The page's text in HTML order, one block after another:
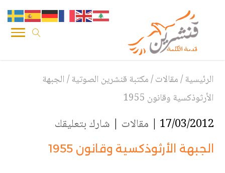
الرئيسية/مقالات/مكتبة قنشرين الصوتية/الجبهة
الأرثوذكسية وقانون 1955
17/03/2012 | مقالات | شارك بتعليقك
الجبهة الأرثوذكسية وقانون 1955